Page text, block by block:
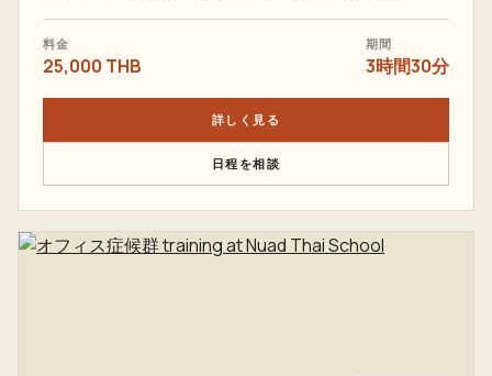
料金
25,000 THB
期間
3時間30分
詳しく見る
日程を相談